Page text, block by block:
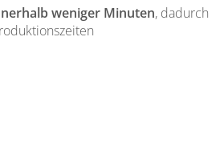
weniger Minuten, dadurch